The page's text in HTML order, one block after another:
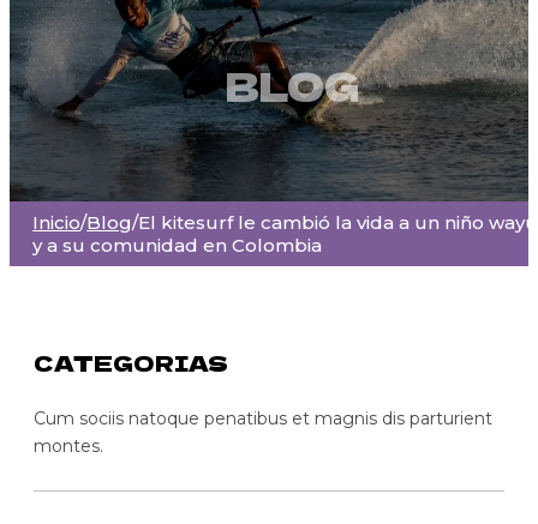
BLOG
Inicio/Blog/El kitesurf le cambió la vida a un niño
y a su comunidad en Colombia
CATEGORIAS
Cum sociis natoque penatibus et magnis dis parturient
montes.